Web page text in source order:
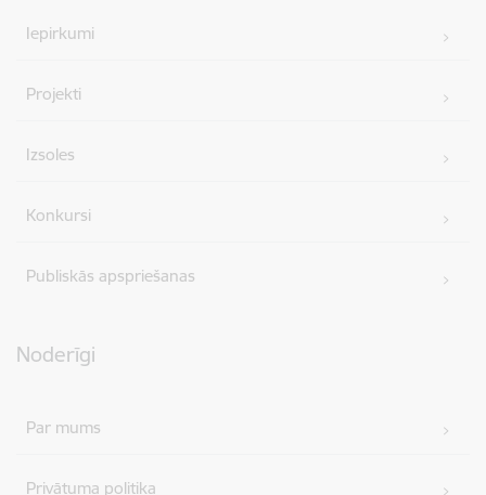
Iepirkumi
Projekti
Izsoles
Konkursi
Publiskās apspriešanas
Noderīgi
Par mums
Privātuma politika